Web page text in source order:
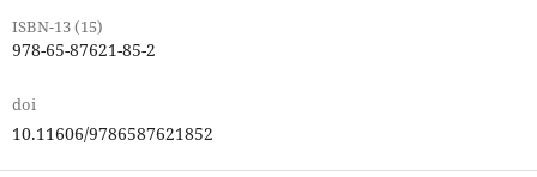
ISBN-13 (15)
978-65-87621-85-2
doi
10.11606/9786587621852